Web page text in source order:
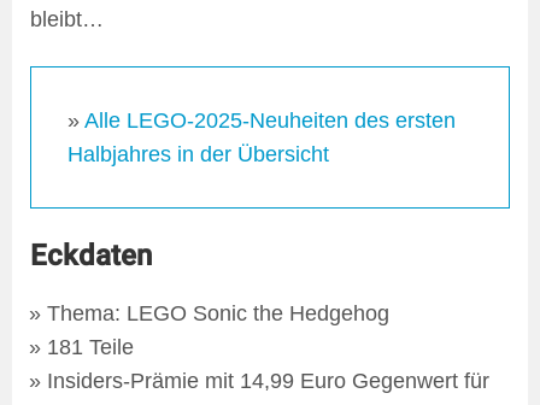
bleibt…
» Alle LEGO-2025-Neuheiten des ersten
Halbjahres in der Übersicht
Eckdaten
Thema: LEGO Sonic the Hedgehog
181 Teile
Insiders-Prämie mit 14,99 Euro Gegenwert für